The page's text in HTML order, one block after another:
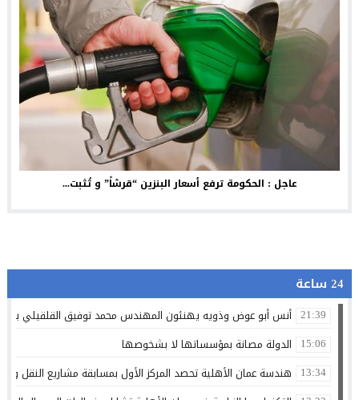
عاجل : الحكومة ترفع أسعار البنزين “قرشاً” و تُثبت...
24 ساعة
21:39 أنس أبو عوض وذويه يهنئون المهندس محمد توفيق القلقيلي
15:06 الدولة مصانة بمؤسساتها لا بشخوصها
13:34 هندسة عمان الأهلية تحصد المركز الأول بمسابقة مشاريع النقل